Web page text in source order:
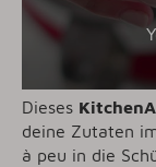
Dieses
deine Zutaten
à peu in die